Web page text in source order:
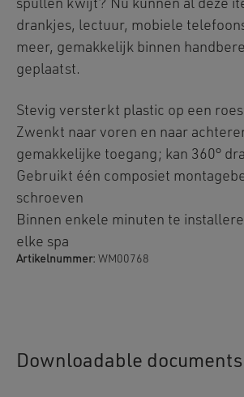
spullen kwijt? Nu kunnen al deze
drankjes, lectuur, mobiele
meer, gemakkelijk binnen
geplaatst.
Stevig versterkt plastic op een
Zwenkt naar voren en naar
gemakkelijke toegang; kan 360°
Gebruikt één composiet
schroeven
Binnen enkele minuten te
elke spa
Artikelnummer: WM00768
Downloadable documents